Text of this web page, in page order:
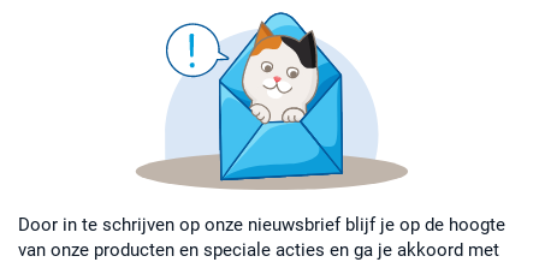
Door in te schrijven op onze nieuwsbrief blijf je op de hoogte
van onze producten en speciale acties en ga je akkoord met